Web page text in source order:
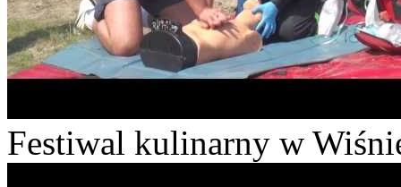
Festiwal kulinarny w